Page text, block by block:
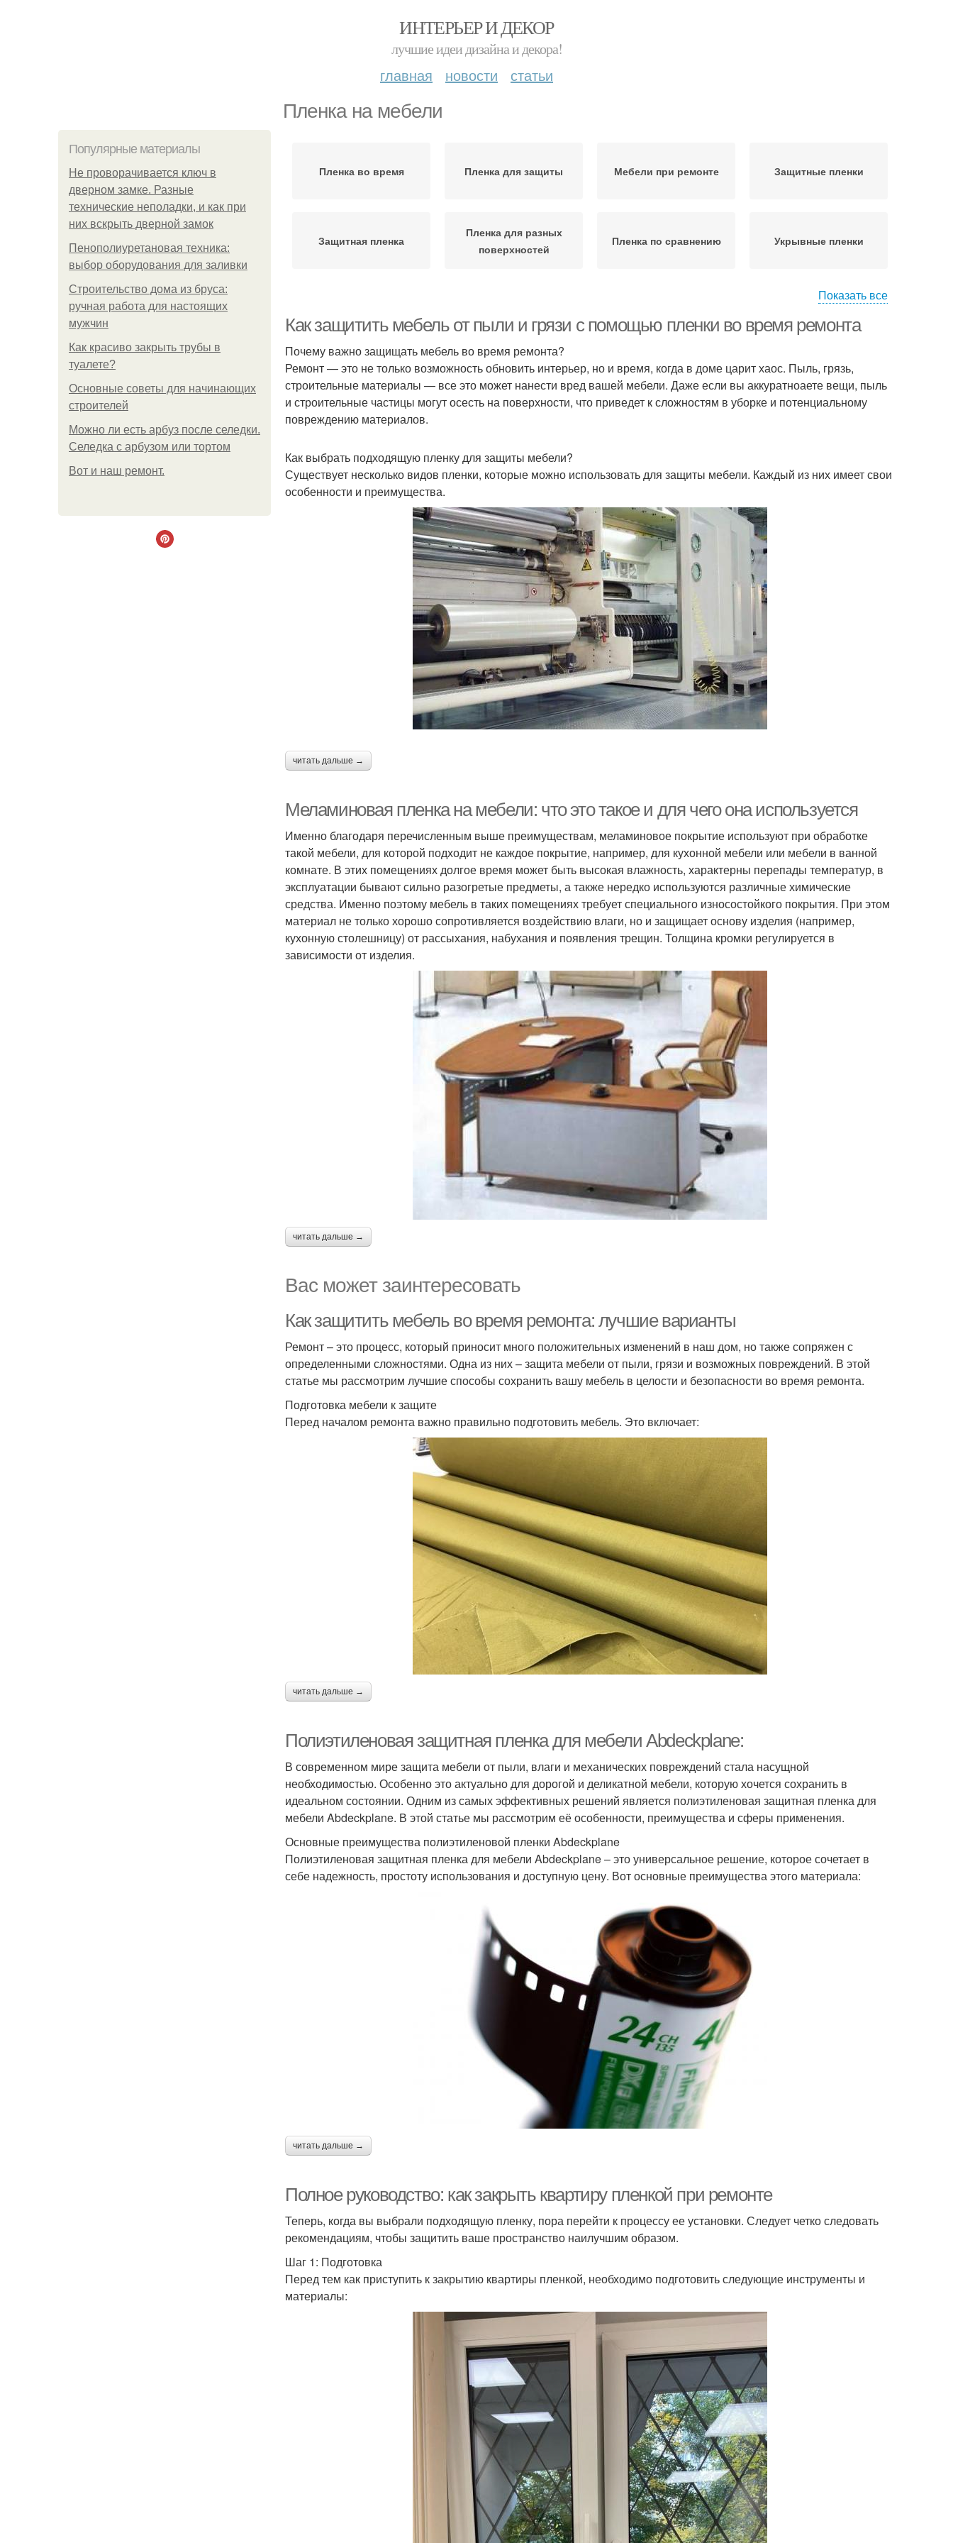
ИНТЕРЬЕР И ДЕКОР
лучшие идеи дизайна и декора!
главная новости статьи
Пленка на мебели
Популярные материалы
Не проворачивается ключ в
дверном замке. Разные
технические неполадки, и как при
них вскрыть дверной замок
Пенополиуретановая техника:
выбор оборудования для заливки
Строительство дома из бруса:
ручная работа для настоящих
мужчин
Как красиво закрыть трубы в
туалете?
Основные советы для начинающих
строителей
Можно ли есть арбуз после селедки.
Селедка с арбузом или тортом
Boт и наш ремoнт.
Пленка во время Пленка для защиты Мебели при ремонте Защитные пленки
Защитная пленка
Пленка для разных
поверхностей
Пленка по сравнению Укрывные пленки
Пленка для
восстановления
Старая мебель
Показать все
Как защитить мебель от пыли и грязи с помощью пленки во время ремонта
Почему важно защищать мебель во время ремонта?
Ремонт — это не только возможность обновить интерьер, но и время, когда в доме царит хаос. Пыль, грязь,
строительные материалы — все это может нанести вред вашей мебели. Даже если вы аккуратноаете вещи, пыль
и строительные частицы могут осесть на поверхности, что приведет к сложностям в уборке и потенциальному
повреждению материалов.
Как выбрать подходящую пленку для защиты мебели?
Существует несколько видов пленки, которые можно использовать для защиты мебели. Каждый из них имеет свои
особенности и преимущества.
читать дальше →
Меламиновая пленка на мебели: что это такое и для чего она используется
Именно благодаря перечисленным выше преимуществам, меламиновое покрытие используют при обработке
такой мебели, для которой подходит не каждое покрытие, например, для кухонной мебели или мебели в ванной
комнате. В этих помещениях долгое время может быть высокая влажность, характерны перепады температур, в
эксплуатации бывают сильно разогретые предметы, а также нередко используются различные химические
средства. Именно поэтому мебель в таких помещениях требует специального износостойкого покрытия. При этом
материал не только хорошо сопротивляется воздействию влаги, но и защищает основу изделия (например,
кухонную столешницу) от рассыхания, набухания и появления трещин. Толщина кромки регулируется в
зависимости от изделия.
читать дальше →
Вас может заинтересовать
Как защитить мебель во время ремонта: лучшие варианты
Ремонт – это процесс, который приносит много положительных изменений в наш дом, но также сопряжен с
определенными сложностями. Одна из них – защита мебели от пыли, грязи и возможных повреждений. В этой
статье мы рассмотрим лучшие способы сохранить вашу мебель в целости и безопасности во время ремонта.
Подготовка мебели к защите
Перед началом ремонта важно правильно подготовить мебель. Это включает:
читать дальше →
Полиэтиленовая защитная пленка для мебели Abdeckplane:
В современном мире защита мебели от пыли, влаги и механических повреждений стала насущной
необходимостью. Особенно это актуально для дорогой и деликатной мебели, которую хочется сохранить в
идеальном состоянии. Одним из самых эффективных решений является полиэтиленовая защитная пленка для
мебели Abdeckplane. В этой статье мы рассмотрим её особенности, преимущества и сферы применения.
Основные преимущества полиэтиленовой пленки Abdeckplane
Полиэтиленовая защитная пленка для мебели Abdeckplane – это универсальное решение, которое сочетает в
себе надежность, простоту использования и доступную цену. Вот основные преимущества этого материала:
читать дальше →
Полное руководство: как закрыть квартиру пленкой при ремонте
Теперь, когда вы выбрали подходящую пленку, пора перейти к процессу ее установки. Следует четко следовать
рекомендациям, чтобы защитить ваше пространство наилучшим образом.
Шаг 1: Подготовка
Перед тем как приступить к закрытию квартиры пленкой, необходимо подготовить следующие инструменты и
материалы: